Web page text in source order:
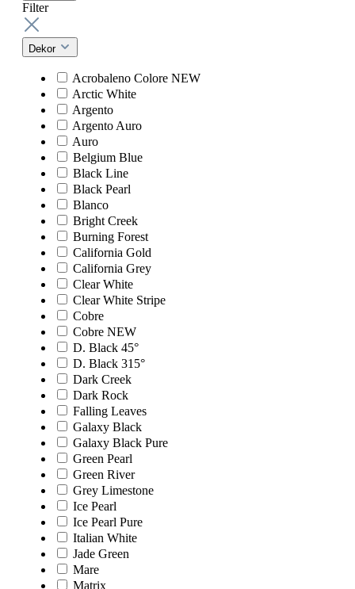
Filter
Dekor
Acrobaleno Colore NEW
Arctic White
Argento
Argento Auro
Auro
Belgium Blue
Black Line
Black Pearl
Blanco
Bright Creek
Burning Forest
California Gold
California Grey
Clear White
Clear White Stripe
Cobre
Cobre NEW
D. Black 45°
D. Black 315°
Dark Creek
Dark Rock
Falling Leaves
Galaxy Black
Galaxy Black Pure
Green Pearl
Green River
Grey Limestone
Ice Pearl
Ice Pearl Pure
Italian White
Jade Green
Mare
Matrix